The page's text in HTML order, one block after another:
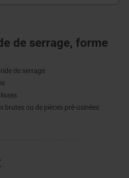
de serrage, forme
de serrage
brutes ou de pièces pré-usinées